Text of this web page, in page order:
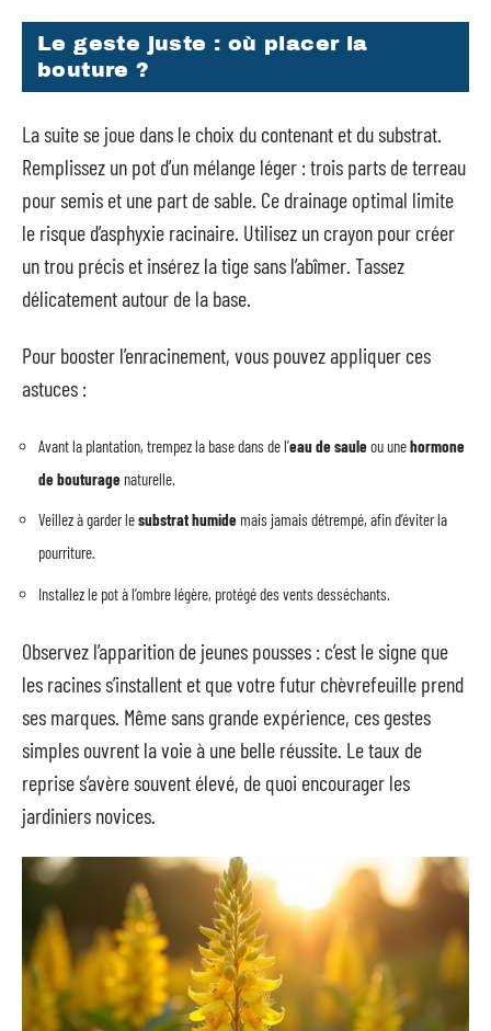
Le geste juste : où placer la
bouture ?
La suite se joue dans le choix du contenant et du substrat.
Remplissez un pot d’un mélange léger : trois parts de terreau
pour semis et une part de sable. Ce drainage optimal limite
le risque d’asphyxie racinaire. Utilisez un crayon pour créer
un trou précis et insérez la tige sans l’abîmer. Tassez
délicatement autour de la base.
Pour booster l’enracinement, vous pouvez appliquer ces
astuces :
Avant la plantation, trempez la base dans de l’eau de sauleou unehormone
de bouturage naturelle.
Veillez à garder lesubstrat humide mais jamais détrempé, afin d’éviter la
pourriture.
Installez le pot à l’ombre légère, protégé des vents desséchants.
Observez l’apparition de jeunes pousses : c’est le signe que
les racines s’installent et que votre futur chèvrefeuille prend
ses marques. Même sans grande expérience, ces gestes
simples ouvrent la voie à une belle réussite. Le taux de
reprise s’avère souvent élevé, de quoi encourager les
jardiniers novices.